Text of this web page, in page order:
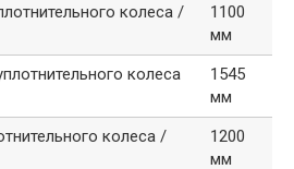
колеса /
1100
мм
колеса
1545
мм
колеса /
1200
мм